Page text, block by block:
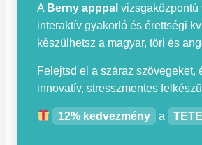
A Berny apppal vizsgaközpontú
interaktív gyakorló és érettségi
készülhetsz a magyar, töri és
Felejtsd el a száraz szövegeket,
innovatív, stresszmentes
12% kedvezmény a